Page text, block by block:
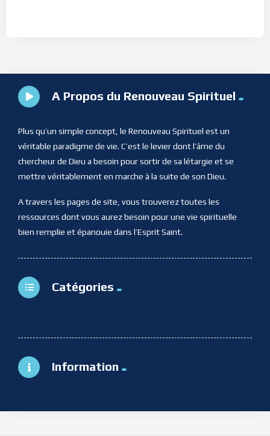
A Propos du Renouveau Spirituel
Plus qu’un simple concept, le Renouveau Spirituel est un
véritable paradigme de vie. C’est le levier dont l’âme du
chercheur de Dieu a besoin pour sortir de sa létargie et se
mettre véritablement en marche à la suite de son Dieu.
A travers les pages de site, vous trouverez toutes les
ressources dont vous aurez besoin pour une vie spirituelle
bien remplie et épanouie dans l’Esprit Saint.
Catégories
Information